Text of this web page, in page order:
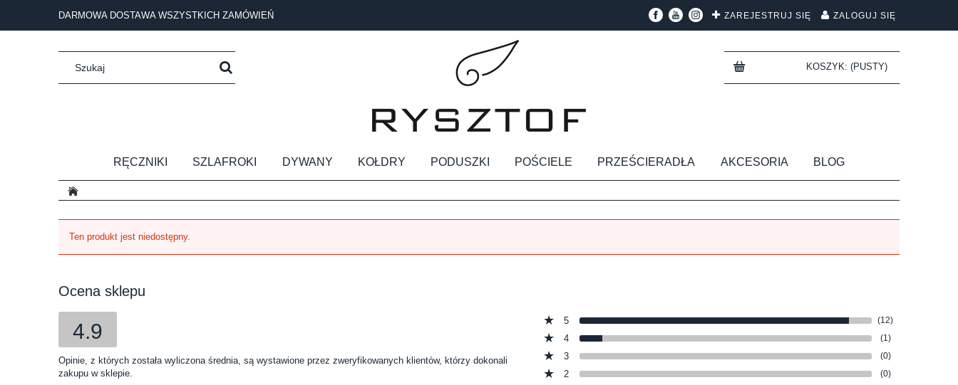
ZAREJESTRUJ SIĘ ZALOGUJ SIĘ
DARMOWA DOSTAWA WSZYSTKICH ZAMÓWIEŃ
KOSZYK: (PUSTY)
RĘCZNIKI SZLAFROKI DYWANY KOŁDRY PODUSZKI POŚCIELE PRZEŚCIERADŁA AKCESORIA BLOG
Ten produkt jest niedostępny.
Ocena sklepu
4.9
Opinie, z których została wyliczona średnia, są wystawione przez zweryfikowanych klientów, którzy dokonali
zakupu w sklepie.
5 (12)
4 (1)
3 (0)
2 (0)